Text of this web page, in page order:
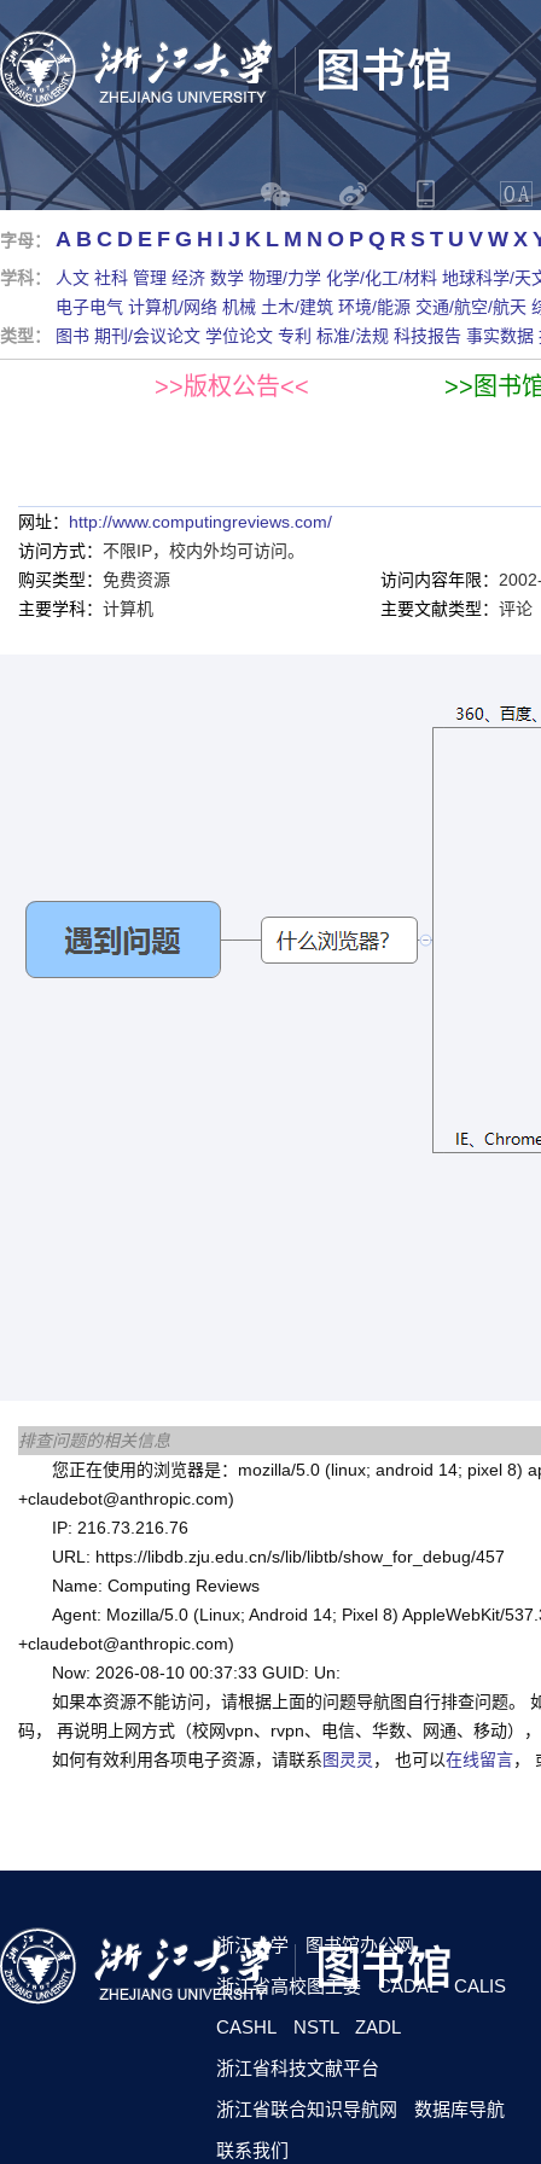
字母： A B C D E F G H I J K L M N O P Q R S T U V W X
学科： 人文 社科 管理 经济 数学 物理/力学 化学/化工/材料 地球科学/天
电子电气 计算机/网络 机械 土木/建筑 环境/能源 交通/航空/航天
类型：
图书 期刊/会议论文 学位论文 专利 标准/法规 科技报告 事实数据
>>版权公告<< >>图书
网址： http://www.computingreviews.com/
访问方式： 不限IP，校内外均可访问。
购买类型： 免费资源 访问内容年限：
主要学科： 计算机 主要文献类型： 评论
排查问题的相关信息
您正在使用的浏览器是：mozilla/5.0 (linux; android 14; pixel 8)
+claudebot@anthropic.com)
IP: 216.73.216.76
URL: https://libdb.zju.edu.cn/s/lib/libtb/show_for_debug/457
Name: Computing Reviews
Agent: Mozilla/5.0 (Linux; Android 14; Pixel 8) AppleWebKit/
+claudebot@anthropic.com)
Now: 2026-08-10 00:37:33 GUID: Un:
如果本资源不能访问，请根据上面的问题导航图自行排查问题。
码， 再说明上网方式（校网vpn、rvpn、电信、华数、网通、移动）
如何有效利用各项电子资源，请联系图灵灵 ， 也可以在线留言，
浙江大学
图书馆办公网
浙江省高校图工委
CADAL
CALIS
CASHL
NSTL
ZADL
浙江省科技文献平台
浙江省联合知识导航网
数据库导航
联系我们